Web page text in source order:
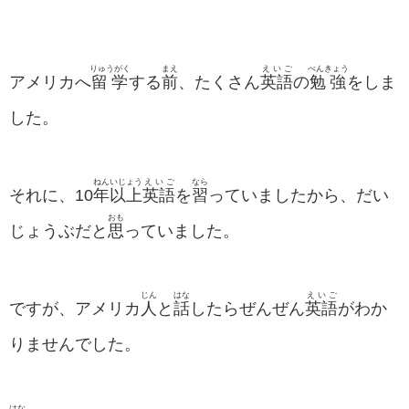
アメリカへ留学
りゅうがく
する前
まえ
、たくさん英語
えいご
の勉強
べんきょう
をしま
した。
それに、10年
ねん
以上
いじょう
英語
えいご
を習
なら
っていましたから、だい
じょうぶだと 思
おも
っていました。
ですが、アメリカ 人
じん
と 話
はな
したらぜんぜん英語
えいご
がわか
りませんでした。